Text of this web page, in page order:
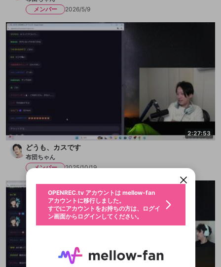
メンバー
2026/5/9
2:27:53
どうも、カスです
布団ちゃん
メンバー
2025/10/19
ブレイクタイム広告
ライブ配信中に休憩するときに、最大1分間の広告
を表示することができます。
アプリで快適に視聴しよう！
OPENREC.tv アカウントは mellow-fan
アカウントに移行しました。
すでにアカウントをお持ちの方は、ログイ
新規登録
メールアドレスで新規登録
または
新規登録
@
OPENREC.tvアカウントはmellow-fanア
カウントに統合しました。
こちらからOPENREC.tvでログイン中のア
ログイン
メールアドレスでログイン
または
ログイン
OPENREC.tv アカウントは mellow-fan
アカウントに移行しました。
すでにアカウントをお持ちの方は、ログイ
ン画面からログインしてください。
登録したメールアドレスを入力し、送信してくださ
入力していただいたメールアドレ
スに、パスワード再設定用URLを
パーソナルデータの登録
年
生年月は登録後に変更できません。
認証コードの入力
セッションの有効期限が切れたた
不適切なユーザーとして報告しま
すか？
問題を選択してください
わいせつな表現
サブスクシェア
詳しくはこちら
限定コミュニティ参加方法
Discordアカウントをお持ちでない方